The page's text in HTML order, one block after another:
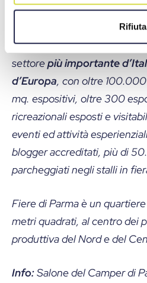
Rifiuta
per il campeggio.
appassionati delle vacanze
style, il Salone del Camper
settorepiù importante
d’Europa, con oltre
mq. espositivi, oltre 300
ricreazionali esposti e
eventi ed attività
blogger accreditati, più di
parcheggiati negli stalli in
Fiere di Parma è un
metri quadrati, al centro dei
produttiva del Nord e del
Info:Salone del Camper di